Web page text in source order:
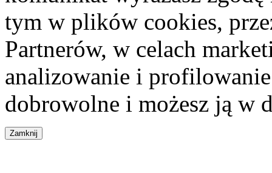
tym w plików cookies,
Partnerów, w celach
analizowanie i
dobrowolne i możesz ją w